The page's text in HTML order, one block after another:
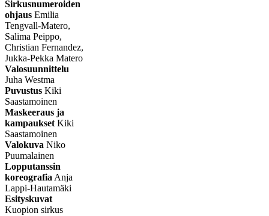
Sirkusnumeroiden
ohjaus Emilia
Tengvall-Matero,
Salima Peippo,
Christian Fernandez,
Jukka-Pekka Matero
Valosuunnittelu
Juha Westma
Puvustus Kiki
Saastamoinen
Maskeeraus ja
kampaukset Kiki
Saastamoinen
Valokuva Niko
Puumalainen
Lopputanssin
koreografia Anja
Lappi-Hautamäki
Esityskuvat
Kuopion sirkus